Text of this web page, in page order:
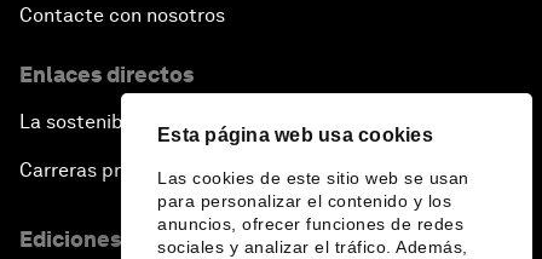
Esta página web usa cookies
Las cookies de este sitio web se usan
para personalizar el contenido y los
anuncios, ofrecer funciones de redes
sociales y analizar el tráfico. Además,
Contacte con nosotros
Enlaces directos
La sostenibilidad en el Foro
Carreras profesionales
Ediciones en otros idiomas